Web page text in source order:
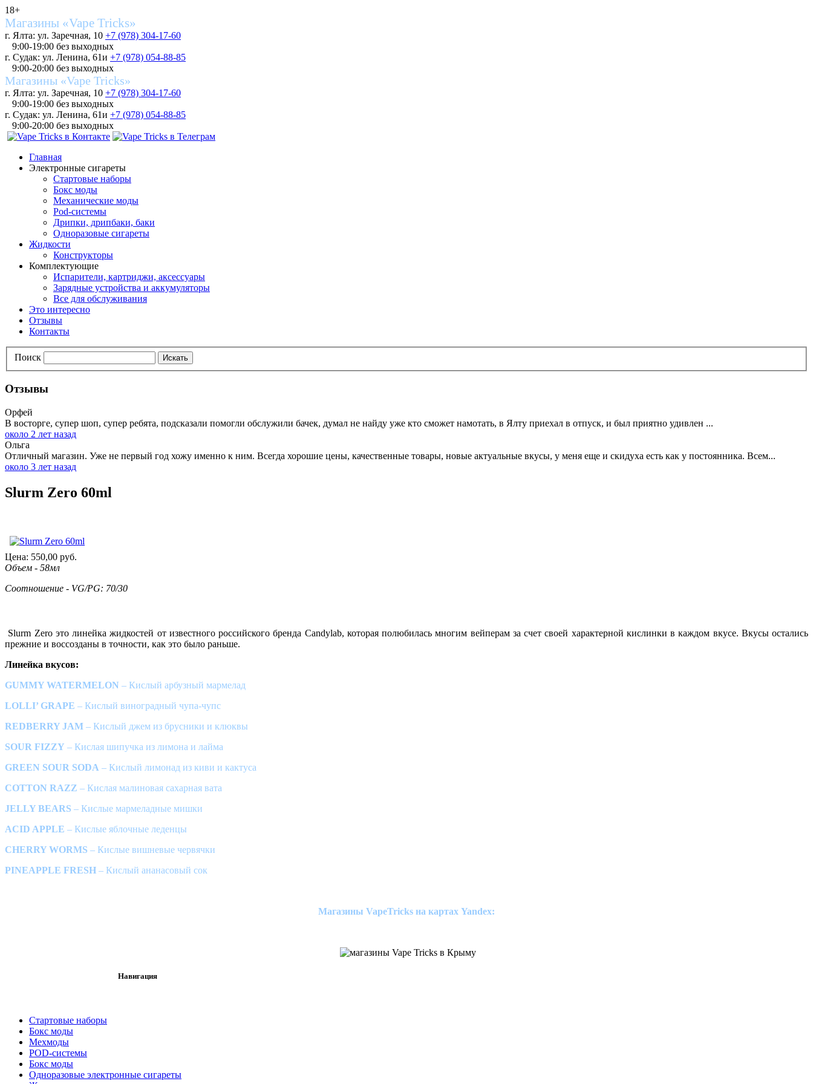
18+
Магазины «Vape Tricks»
г. Ялта: ул. Заречная, 10 +7 (978) 304-17-60
9:00-19:00 без выходных
г. Судак: ул. Ленина, 61и +7 (978) 054-88-85
9:00-20:00 без выходных
Магазины «Vape Tricks»
г. Ялта: ул. Заречная, 10 +7 (978) 304-17-60
9:00-19:00 без выходных
г. Судак: ул. Ленина, 61и +7 (978) 054-88-85
9:00-20:00 без выходных
Главная
Электронные сигареты
Стартовые наборы
Бокс моды
Механические моды
Pod-системы
Дрипки, дрипбаки, баки
Одноразовые сигареты
Жидкости
Конструкторы
Комплектующие
Испарители, картриджи, аксессуары
Зарядные устройства и аккумуляторы
Все для обслуживания
Это интересно
Отзывы
Контакты
Поиск Искать
Отзывы
Орфей
В восторге, супер шоп, супер ребята, подсказали помогли обслужили бачек, думал не найду уже кто сможет намотать, в Ялту приехал в отпуск, и был приятно удивлен ...
около 2 лет назад
Ольга
Отличный магазин. Уже не первый год хожу именно к ним. Всегда хорошие цены, качественные товары, новые актуальные вкусы, у меня еще и скидуха есть как у постоянника. Всем...
около 3 лет назад
Slurm Zero 60ml
Цена: 550,00 руб.
Объем - 58мл
Соотношение - VG/PG: 70/30
Slurm Zero это линейка жидкостей от известного российского бренда Candylab, которая полюбилась многим вейперам за счет своей характерной кислинки в каждом вкусе. Вкусы остались
прежние и воссозданы в точности, как это было раньше.
Линейка вкусов:
GUMMY WATERMELON – Кислый арбузный мармелад
LOLLI’ GRAPE – Кислый виноградный чупа-чупс
REDBERRY JAM – Кислый джем из брусники и клюквы
SOUR FIZZY – Кислая шипучка из лимона и лайма
GREEN SOUR SODA – Кислый лимонад из киви и кактуса
COTTON RAZZ – Кислая малиновая сахарная вата
JELLY BEARS – Кислые мармеладные мишки
ACID APPLE – Кислые яблочные леденцы
CHERRY WORMS – Кислые вишневые червячки
PINEAPPLE FRESH – Кислый ананасовый сок
Магазины VapeTricks на картах Yandex:
Навигация
Стартовые наборы
Бокс моды
Мехмоды
POD-системы
Бокс моды
Одноразовые электронные сигареты